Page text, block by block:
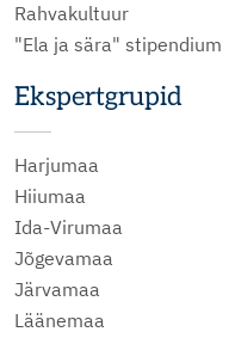
Rahvakultuur
"Ela ja sära" stipendium
Ekspertgrupid
Harjumaa
Hiiumaa
Ida-Virumaa
Jõgevamaa
Järvamaa
Läänemaa